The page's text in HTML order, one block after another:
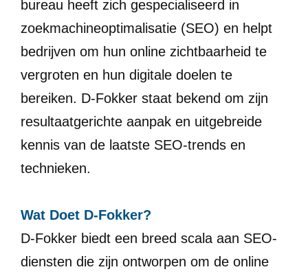
bureau heeft zich gespecialiseerd in
zoekmachineoptimalisatie (SEO) en helpt
bedrijven om hun online zichtbaarheid te
vergroten en hun digitale doelen te
bereiken. D-Fokker staat bekend om zijn
resultaatgerichte aanpak en uitgebreide
kennis van de laatste SEO-trends en
technieken.
Wat Doet D-Fokker?
D-Fokker biedt een breed scala aan SEO-
diensten die zijn ontworpen om de online